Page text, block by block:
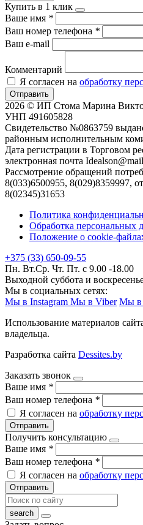
Купить в 1 клик
Ваше имя *
Ваш номер телефона *
Ваш e-mail
Комментарий
Я согласен на обработку
Отправить
2026 © ИП Стома Марина
УНП 491605828
Свидетельство №0863759
районным исполнительным
Дата регистрации в Торговом
электронная почта
Рассмотрение обращений
8(033)6500955, 8(029)8359997,
8(02345)31653
Политика
Обработка персональных
Положение о cookie-
+375 (33) 650-09-55
Пн. Вт.Ср. Чт. Пт. с 9.00 -18.00
Выходной суббота и
Мы в социальных сетях:
Мы в Instagram Мы в Viber Мы в
Использование материалов
владельца.
Разработка сайта Dessites.by
Заказать звонок
Ваше имя *
Ваш номер телефона *
Я согласен на обработку
Отправить
Получить консультацию
Ваше имя *
Ваш номер телефона *
Я согласен на обработку
Отправить